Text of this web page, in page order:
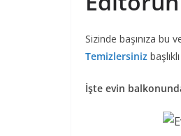
Sizinde başınıza bu
Temizlersiniz
İşte evin